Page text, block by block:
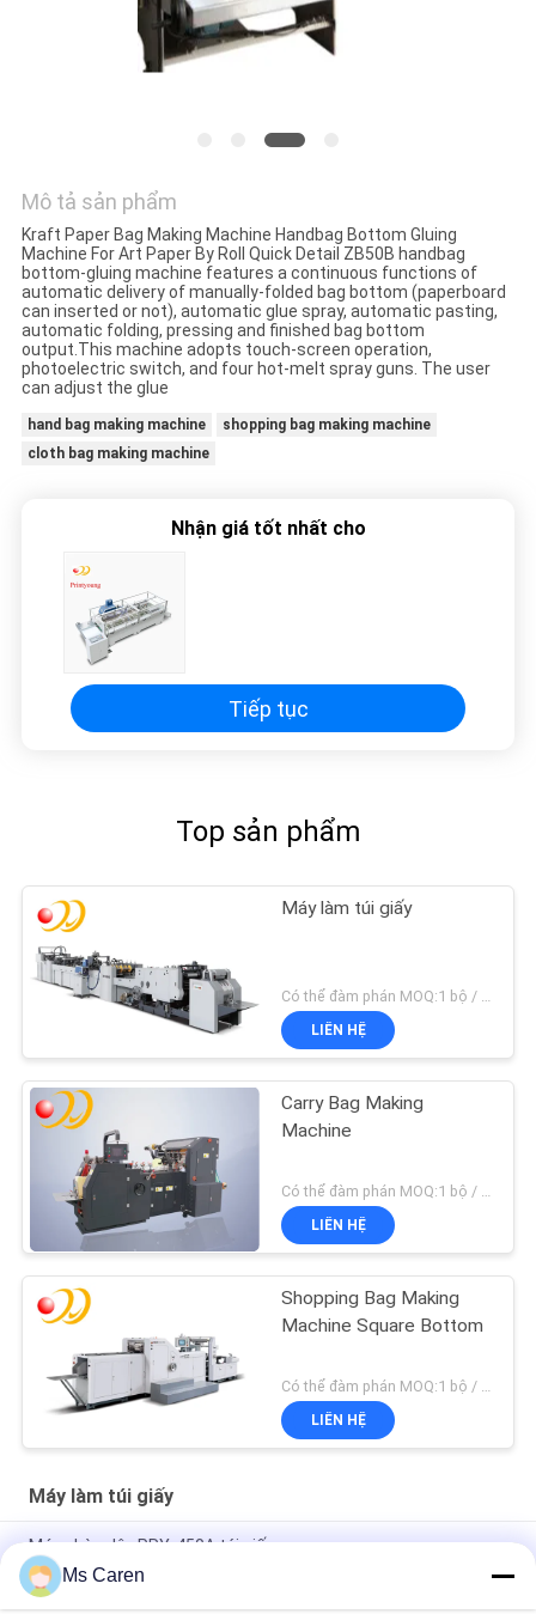
CẦU
BÁO
GIÁ
SƠ
ĐỒ
TRANG
PRIVACY
POLICY
Mô tả sản phẩm
Kraft Paper Bag Making Machine Handbag Bottom Gluing
Machine For Art Paper By Roll Quick Detail ZB50B handbag
bottom-gluing machine features a continuous functions of
automatic delivery of manually-folded bag bottom (paperboard
can inserted or not), automatic glue spray, automatic pasting,
automatic folding, pressing and finished bag bottom
output.This machine adopts touch-screen operation,
photoelectric switch, and four hot-melt spray guns. The user
can adjust the glue
hand bag making machine
shopping bag making machine
cloth bag making machine
Nhận giá tốt nhất cho
Tiếp tục
Top sản phẩm
Máy làm túi giấy
Có thể đàm phán MOQ:1 bộ / bộ
LIÊN HỆ
Carry Bag Making
Machine
LIÊN HỆ
Shopping Bag Making
Machine Square Bottom
LIÊN HỆ
Máy làm túi giấy
Máy chèn dây PRY-450A túi giấy
Túi bong bóng Kraft tự động Poly Mailer Máy làm phong bì Hai
Ms Caren